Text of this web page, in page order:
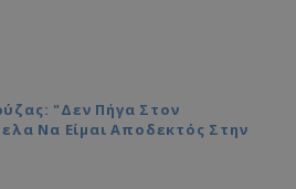
"Δεν Πήγα Στον
Να Είμαι Αποδεκτός Στην